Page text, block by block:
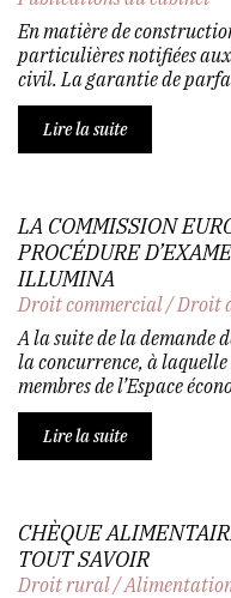
En matière de
particulières notifiées
civil. La garantie de
Lire la suite
LA COMMISSION
PROCÉDURE
ILLUMINA
Droit commercial/Droit
A la suite de la demande
la concurrence, à
membres de l’Espace
Lire la suite
CHÈQUE
TOUT SAVOIR
Droit rural/